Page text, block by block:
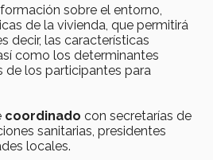
sobre el entorno,
de la vivienda, que permitirá
decir, las características
como los determinantes
de los participantes para
coordinado con secretarías de
sanitarias, presidentes
locales.